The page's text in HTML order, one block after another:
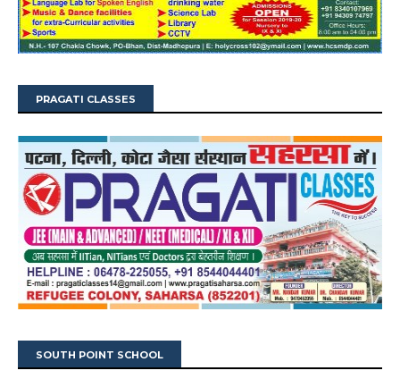
PRAGATI CLASSES
SOUTH POINT SCHOOL